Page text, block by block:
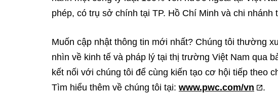
phép, có trụ sở chính tại TP. Hồ Chí Minh và chi nhánh
Muốn cập nhật thông tin mới nhất? Chúng tôi thường
nhìn về kinh tế và pháp lý tại thị trường Việt Nam qua
kết nối với chúng tôi để cùng kiến tạo cơ hội tiếp theo
Tìm hiểu thêm về chúng tôi tại: www.pwc.com/vn .